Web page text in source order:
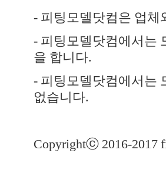
- 피팅모델닷컴은 업체
- 피팅모델닷컴에서는
을 합니다.
- 피팅모델닷컴에서는
없습니다.
Copyrightⓒ 2016-2017